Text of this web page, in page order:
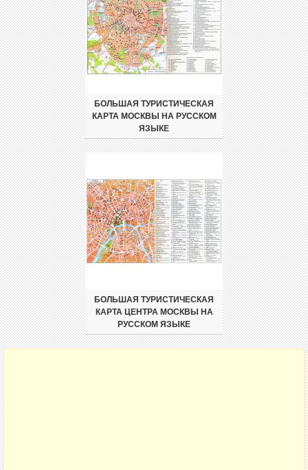
БОЛЬШАЯ ТУРИСТИЧЕСКАЯ
КАРТА МОСКВЫ НА РУССКОМ
ЯЗЫКЕ
БОЛЬШАЯ ТУРИСТИЧЕСКАЯ
КАРТА ЦЕНТРА МОСКВЫ НА
РУССКОМ ЯЗЫКЕ